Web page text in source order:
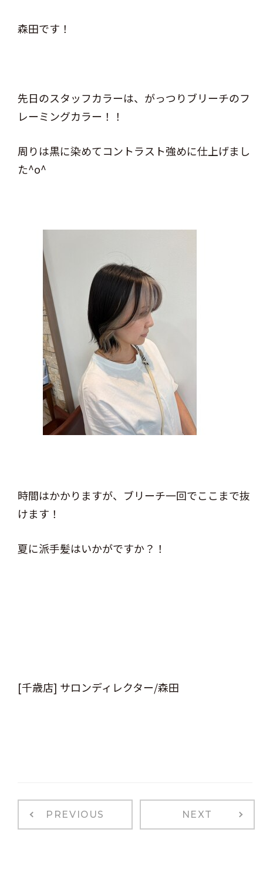
森田です！
先日のスタッフカラーは、がっつりブリーチのフ
レーミングカラー！！
周りは黒に染めてコントラスト強めに仕上げまし
た^o^
時間はかかりますが、ブリーチ一回でここまで抜
けます！
夏に派手髪はいかがですか？！
[千歳店] サロンディレクター/森田
PREVIOUS NEXT